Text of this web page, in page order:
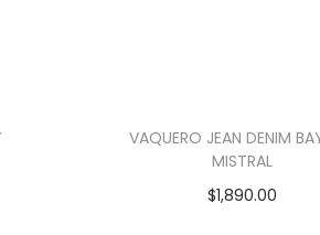
VAQUERO JEAN DENIM
MISTRAL
$1,890.00